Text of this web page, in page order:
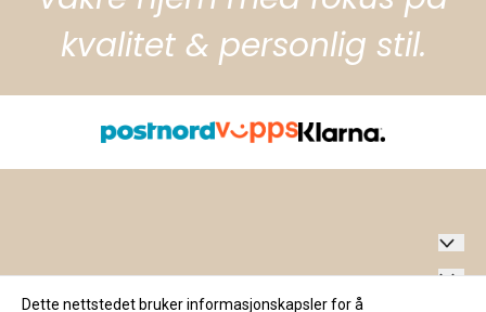
kvalitet & personlig stil.
Nordavind Interiør AS
Dette nettstedet bruker informasjonskapsler for å